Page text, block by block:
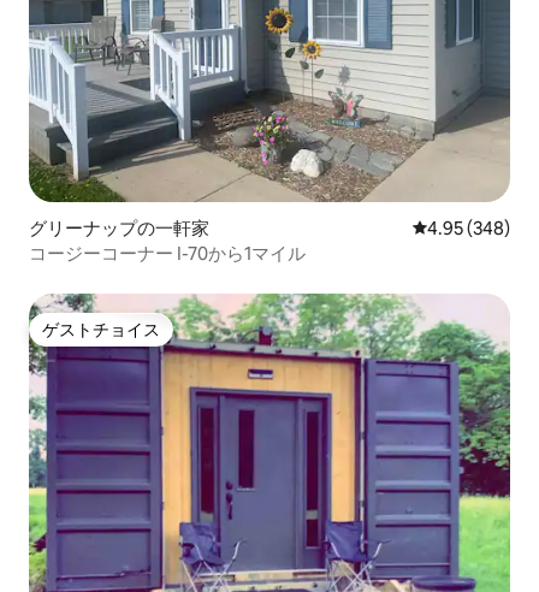
グリーナップの一軒家 レビュー348
4.95 (348)
コージーコーナー I-70から1マイル
ゲストチョイス
ゲストチョイス